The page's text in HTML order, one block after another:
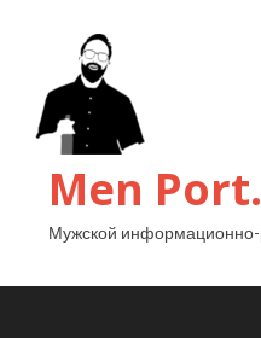
Men Port.
Мужской информационно-